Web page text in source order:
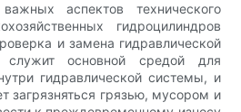
аспектов технического
гидроцилиндров
и замена гидравлической
служит основной средой для
гидравлической системы, и
загрязняться грязью, мусором и